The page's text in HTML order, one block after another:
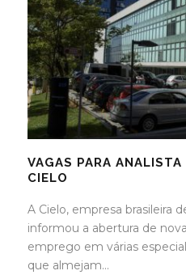
VAGAS PARA
CIELO
A Cielo, empresa brasileira
informou a abertura de
emprego em várias
que almejam...